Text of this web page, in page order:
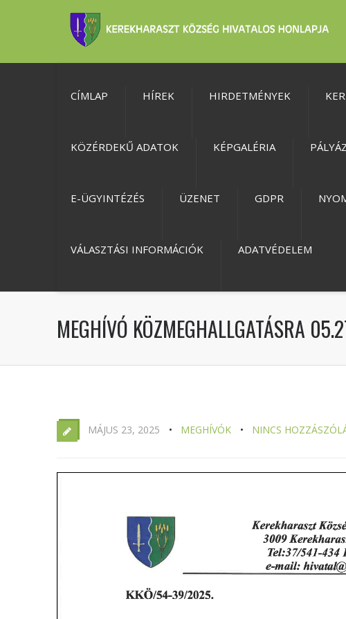
CÍMLAP HÍREK HIRDETMÉNYEK
KÖZÉRDEKŰ ADATOK KÉPGALÉRIA
E-ÜGYINTÉZÉS ÜZENET GDPR
VÁLASZTÁSI INFORMÁCIÓK ADATVÉDELEM
MEGHÍVÓ KÖZMEGHALLGATÁSRA
MÁJUS 23, 2025 MEGHÍVÓK NINCS